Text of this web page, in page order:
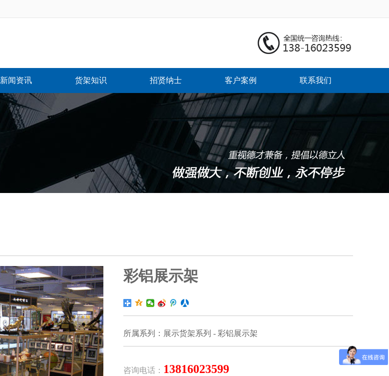
新闻资讯 货架知识 招贤纳士 客户案例 联系我们
彩铝展示架
所属系列：展示货架系列 - 彩铝展示架
咨询电话： 13816023599